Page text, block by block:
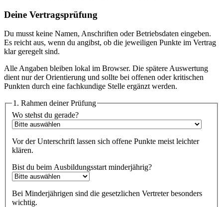
Deine Vertragsprüfung
Du musst keine Namen, Anschriften oder Betriebsdaten eingeben.
Es reicht aus, wenn du angibst, ob die jeweiligen Punkte im Vertrag
klar geregelt sind.
Alle Angaben bleiben lokal im Browser. Die spätere Auswertung
dient nur der Orientierung und sollte bei offenen oder kritischen
Punkten durch eine fachkundige Stelle ergänzt werden.
1. Rahmen deiner Prüfung
Wo stehst du gerade?
Vor der Unterschrift lassen sich offene Punkte meist leichter
klären.
Bist du beim Ausbildungsstart minderjährig?
Bei Minderjährigen sind die gesetzlichen Vertreter besonders
wichtig.